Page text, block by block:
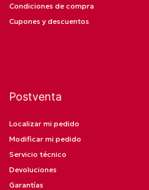
Condiciones de compra
Cupones y descuentos
Postventa
Localizar mi pedido
Modificar mi pedido
Servicio técnico
Devoluciones
Garantías